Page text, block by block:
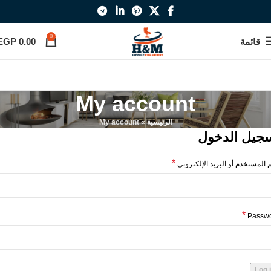
قائمة 0
0.00
My account
الرئيسية»
My account
الدخول
المستخدم أو البريد الإلكتروني *
*